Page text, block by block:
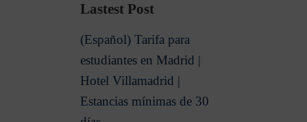
Lastest Post
(Español) Tarifa para
estudiantes en Madrid |
Hotel Villamadrid |
Estancias mínimas de 30